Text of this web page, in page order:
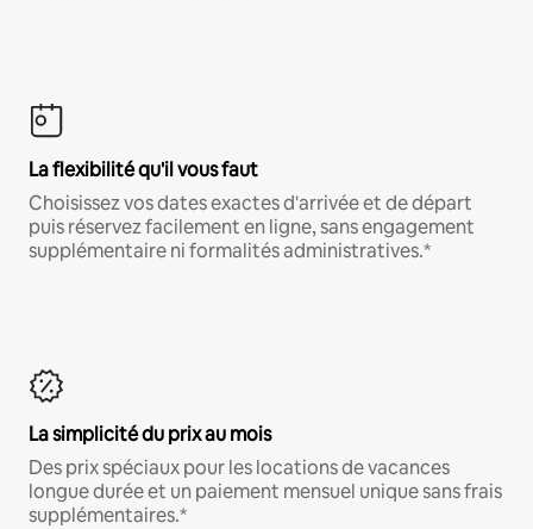
La flexibilité qu'il vous faut
Choisissez vos dates exactes d'arrivée et de départ
puis réservez facilement en ligne, sans engagement
supplémentaire ni formalités administratives.*
La simplicité du prix au mois
Des prix spéciaux pour les locations de vacances
longue durée et un paiement mensuel unique sans frais
supplémentaires.*